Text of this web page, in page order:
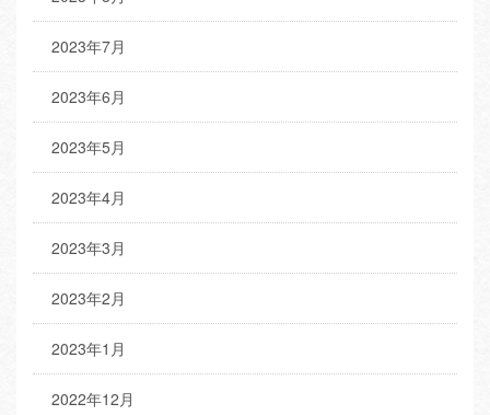
2023年7月
2023年6月
2023年5月
2023年4月
2023年3月
2023年2月
2023年1月
2022年12月